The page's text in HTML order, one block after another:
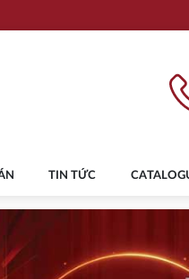
TIN TỨC